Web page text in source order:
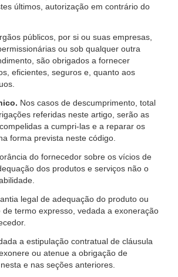
últimos, autorização em contrário do
públicos, por si ou suas empresas,
ou sob qualquer outra
são obrigados a fornecer
eficientes, seguros e, quanto aos
Nos casos de descumprimento, total
referidas neste artigo, serão as
a cumpri-las e a reparar os
forma prevista neste código.
do fornecedor sobre os vícios de
dos produtos e serviços não o
legal de adequação do produto ou
de termo expresso, vedada a exoneração
a estipulação contratual de cláusula
ou atenue a obrigação de
e nas seções anteriores.